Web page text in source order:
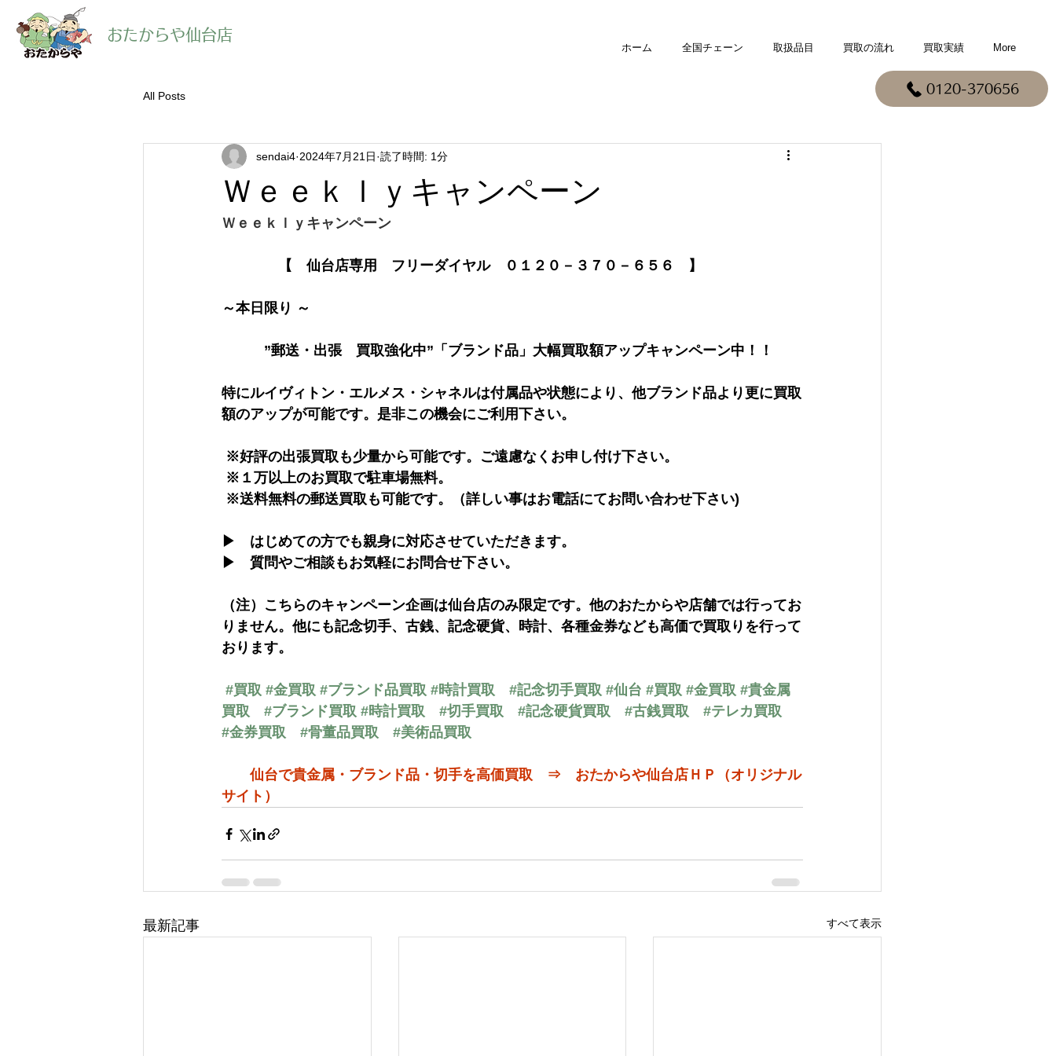
0120-370656
​おたからや仙台店
ホーム 全国チェーン 取扱品目 買取の流れ 買取実績 More
All Posts
Ｗｅｅｋｌｙキャンペーン
sendai4 2024年7月21日 読了時間: 1分
Ｗｅｅｋｌｙキャンペーン
【　仙台店専用　フリーダイヤル　０１２０－３７０－６５６　】
～本日限り ～
”郵送・出張　買取強化中”「ブランド品」大幅買取額アップキャンペーン中！！
特にルイヴィトン・エルメス・シャネルは付属品や状態により、他ブランド品より更に買取
額のアップが可能です。是非この機会にご利用下さい。
※好評の出張買取も少量から可能です。ご遠慮なくお申し付け下さい。
※１万以上のお買取で駐車場無料。
※送料無料の郵送買取も可能です。（詳しい事はお電話にてお問い合わせ下さい)
▶　はじめての方でも親身に対応させていただきます。
▶　質問やご相談もお気軽にお問合せ下さい。
（注）こちらのキャンペーン企画は仙台店のみ限定です。他のおたからや店舗では行ってお
りません。他にも記念切手、古銭、記念硬貨、時計、各種金券なども高価で買取りを行って
おります。
#買取 #金買取 #ブランド品買取 #時計買取 #記念切手買取 #仙台 #買取 #金買取 #貴金属
買取
#ブランド買取 #時計買取 #切手買取 #記念硬貨買取 #古銭買取
#テレカ買取
#金券買取
#骨董品買取 #美術品買取
仙台で貴金属・ブランド品・切手を高価買取　⇒　おたからや仙台店ＨＰ（オリジナル
サイト）
最新記事 すべて表示